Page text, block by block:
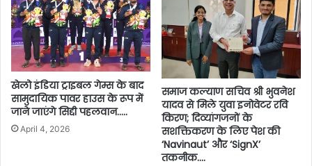
खेलो इंडिया ट्राइबल गेम्स के बाद
सामुदायिक पावर हाउस के रूप में
जाने जाएंगे सिद्दी पहलवान…..
April 4, 2026
समाज कल्याण सचिव श्री भुवनेश
यादव से मिले युवा इनोवेटर रवि
किरण; दिव्यांगजनों के
सशक्तिकरण के लिए पेश की
‘Navinaut’ और ‘SignX’
तकनीक….